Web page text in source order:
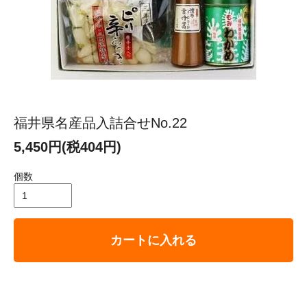
福井県名産品入詰合せNo.22
5,450円(税404円)
個数
カートに入れる